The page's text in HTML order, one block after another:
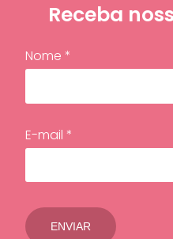
Receba
Nome *
E-mail *